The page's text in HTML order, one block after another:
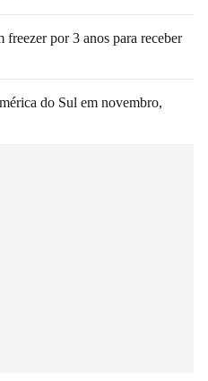
freezer por 3 anos para receber
do Sul em novembro,